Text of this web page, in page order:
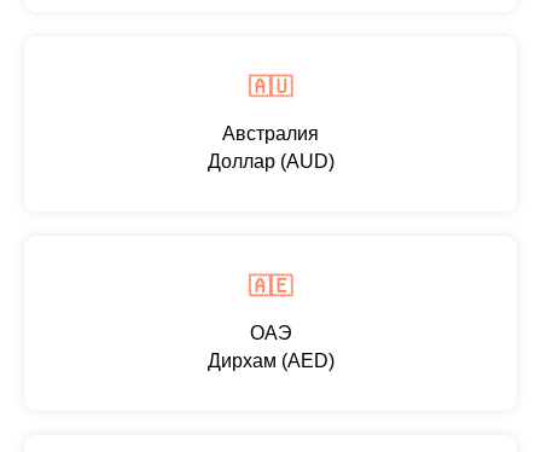
🇦🇺
Австралия
Доллар (AUD)
🇦🇪
ОАЭ
Дирхам (AED)